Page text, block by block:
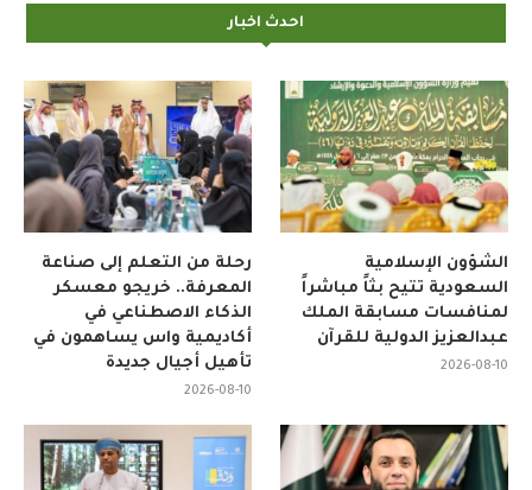
احدث اخبار
رحلة من التعلم إلى صناعة
المعرفة.. خريجو معسكر
الذكاء الاصطناعي في
أكاديمية واس يساهمون في
تأهيل أجيال جديدة
الشؤون الإسلامية
السعودية تتيح بثاً مباشراً
لمنافسات مسابقة الملك
عبدالعزيز الدولية للقرآن